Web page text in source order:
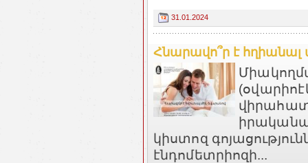
31.01.2024
Հնարավո՞ր է հղիանալ
կիստոզ
էնդոմետրիոզի...